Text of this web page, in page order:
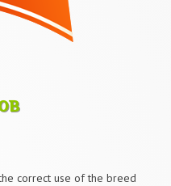
correct use of the breed